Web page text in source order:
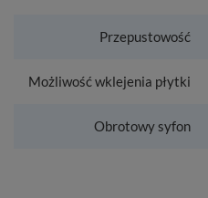
Przepustowość
Możliwość wklejenia płytki
Obrotowy syfon